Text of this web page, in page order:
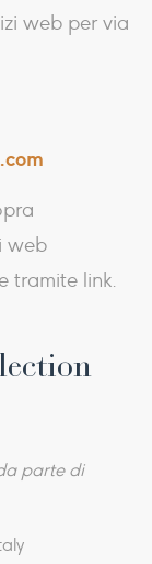
web per via
web
tramite link.
parte di